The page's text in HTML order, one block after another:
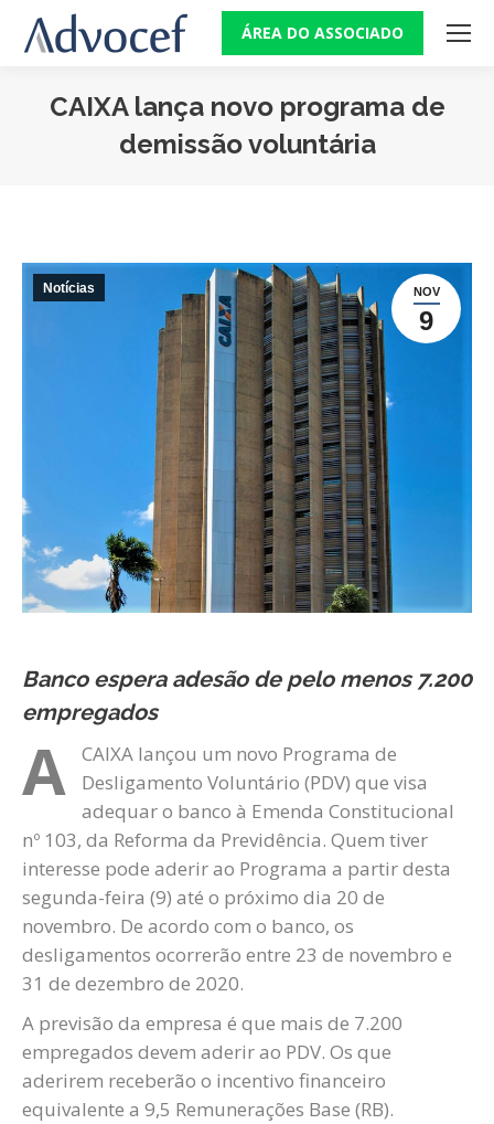
ÁREA DO ASSOCIADO
CAIXA lança novo programa de
demissão voluntária
NOV
9
Notícias
Banco espera adesão de pelo menos 7.200
empregados
A
CAIXA lançou um novo Programa de
Desligamento Voluntário (PDV) que visa
adequar o banco à Emenda Constitucional
nº 103, da Reforma da Previdência. Quem tiver
interesse pode aderir ao Programa a partir desta
segunda-feira (9) até o próximo dia 20 de
novembro. De acordo com o banco, os
desligamentos ocorrerão entre 23 de novembro e
31 de dezembro de 2020.
A previsão da empresa é que mais de 7.200
empregados devem aderir ao PDV. Os que
aderirem receberão o incentivo financeiro
equivalente a 9,5 Remunerações Base (RB).